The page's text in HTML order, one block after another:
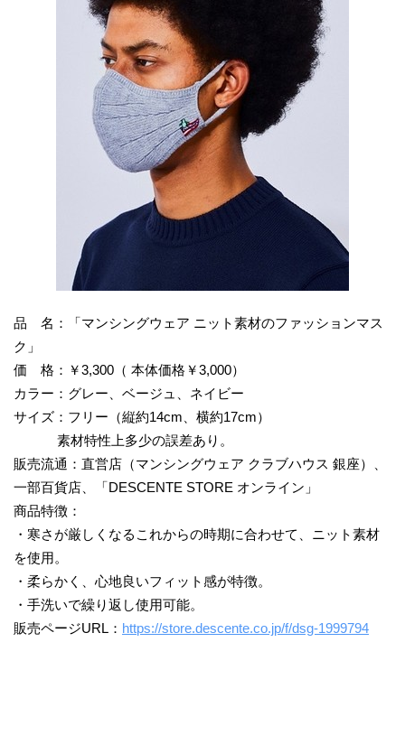
品 名：「マンシングウェア ニット素材のファッションマス
ク」
価 格：￥3,300（ 本体価格￥3,000）
カラー：グレー、ベージュ、ネイビー
サイズ：フリー（縦約14cm、横約17cm）
素材特性上多少の誤差あり。
販売流通：直営店（マンシングウェア クラブハウス 銀座）、
一部百貨店、「DESCENTE STORE オンライン」
商品特徴：
・寒さが厳しくなるこれからの時期に合わせて、ニット素材
を使用。
・柔らかく、心地良いフィット感が特徴。
・手洗いで繰り返し使用可能。
販売ページURL： https://store.descente.co.jp/f/dsg-1999794